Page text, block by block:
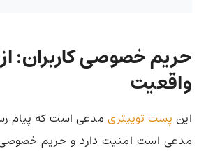
حریم خصوصی کاربران: از
واقعیت
این پست توییتری مدعی است که پیام
مدعی است امنیت دارد و حریم خصوصی